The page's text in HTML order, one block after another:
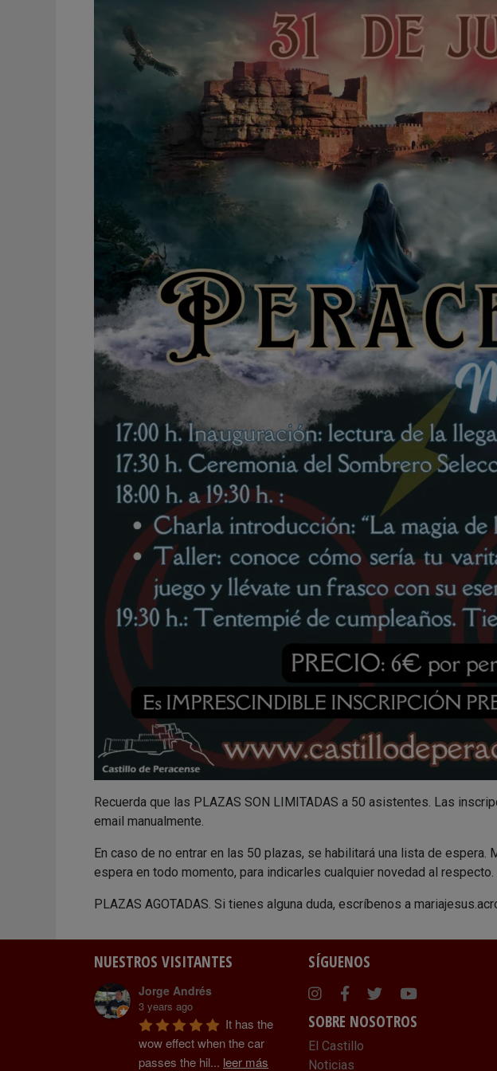
Recuerda que las PLAZAS SON LIMITADAS a 50 asistentes. Las
email manualmente.
En caso de no entrar en las 50 plazas, se habilitará una lista de
espera en todo momento, para indicarles cualquier novedad al respecto.
PLAZAS AGOTADAS. Si tienes alguna duda, escríbenos a
NUESTROS VISITANTES
Jorge Andrés
3 years ago
It has the
wow effect when the car
passes the hil... leer más
SÍGUENOS
Instagram
Facebook
TwitterYoutube
SOBRE NOSOTROS
El Castillo
Noticias